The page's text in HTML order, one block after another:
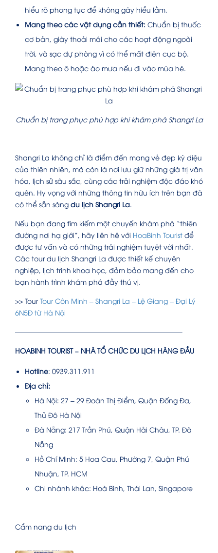
hiểu rõ phong tục để không gây hiểu lầm.
Mang theo các vật dụng cần thiết: Chuẩn bị thuốc
cơ bản, giày thoải mái cho các hoạt động ngoài
trời, và sạc dự phòng vì có thể mất điện cục bộ.
Mang theo ô hoặc áo mưa nếu đi vào mùa hè.
Chuẩn bị trang phục phù hợp khi khám phá Shangri La
Shangri La không chỉ là điểm đến mang vẻ đẹp kỳ diệu
của thiên nhiên, mà còn là nơi lưu giữ những giá trị văn
hóa, lịch sử sâu sắc, cùng các trải nghiệm độc đáo khó
quên. Hy vọng với những thông tin hữu ích trên bạn đã
có thể sẵn sàng du lịch Shangri La
Nếu bạn đang tìm kiếm một chuyến khám phá “thiên
đường nơi hạ giới”, hãy liên hệ với HoaBinh Tourist để
được tư vấn và có những trải nghiệm tuyệt vời nhất.
Các tour du lịch Shangri La được thiết kế chuyên
nghiệp, lịch trình khoa học, đảm bảo mang đến cho
bạn hành trình khám phá đầy thú vị.
>> Tour Tour Côn Minh – Shangri La – Lệ Giang – Đại Lý
6N5Đ từ Hà Nội
————————————————————————–
HOABINH TOURIST – NHÀ TỔ CHỨC DU LỊCH HÀNG ĐẦU
Hotline: 0939.311.911
Địa chỉ:
Hà Nội: 27 – 29 Đoàn Thị Điểm, Quận Đống Đa,
Thủ Đô Hà Nội
Đà Nẵng: 217 Trần Phú, Quận Hải Châu, TP. Đà
Nẵng
Hồ Chí Minh: 5 Hoa Cau, Phường 7, Quận Phú
Nhuận, TP. HCM
Chi nhánh khác: Hoà Bình, Thái Lan, Singapore
Cẩm nang du lịch